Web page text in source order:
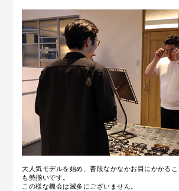
大人気モデルを始め、普段なかなかお目にかかる
も勢揃いです。
この様な機会は滅多にございません。